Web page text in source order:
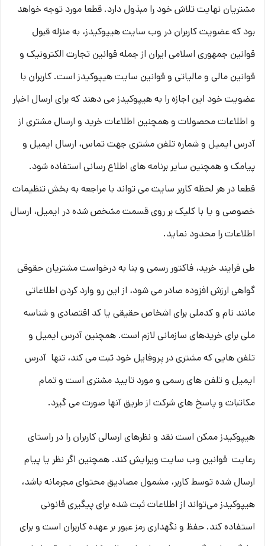
مشتریان نهایت تلاش خود را مبذول دارد. قطعا مورد توجه خواهد
بود که عضویت کاربران در وب سایت هیپوکیدز، به منزله قبول
قوانین جمهوری اسلامی ایران از جمله قوانین تجارت الکترونیک و
قوانین مالی و مالیاتی و قوانین سایت هیپوکیدز است. کاربران با
عضویت خود این اجازه را به هیپوکیدز می دهند که برای ارسال اخبار
و اطلاعات محصولات و همچنین اطلاعات خرید و ارسال مشتری از
آدرس ایمیل و شماره تلفن مشتری جهت تماس، ارسال ایمیل و
پیامک و همچنین سایر برنامه های اطلاع رسانی استفاده شود.
قطعا در هر لحظه کاربر سایت می تواند با مراجعه به بخش تنظیمات
خصوصی و یا با کلیک بر روی قسمت مشخص شده در ایمیل، ارسال
اطلاعات را محدود نماید.
طی فرایند خرید، فاکتور رسمی و بنا به درخواست مشتریان حقوقی
گواهی ارزش افزوده صادر می شود، از این رو وارد کردن اطلاعاتی
مانند نام و کدملی برای اشخاص حقیقی یا کد اقتصادی و شناسه
ملی برای خریدهای سازمانی لازم است. همچنین آدرس ایمیل و
تلفن هایی که مشتری در پروفایل خود ثبت می­ کند، تنها آدرس
ایمیل و تلفن­ های رسمی و مورد تایید مشتری است و تمام
مکاتبات و پاسخ های شرکت از طریق آنها صورت می گیرد.
هیپوکیدز ممکن است نقد و نظرهای ارسالی کاربران را در راستای
رعایت قوانین وب سایت ویرایش کند. همچنین اگر نظر یا پیام
ارسال شده توسط کاربر، مشمول مصادیق محتوای مجرمانه باشد،
هیپوکیدز می‌تواند از اطلاعات ثبت شده برای پیگیری قانونی
استفاده کند. حفظ و نگهداری رمز عبور بر عهده کاربران است و برای